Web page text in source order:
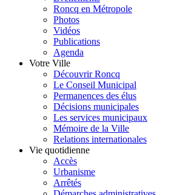
Roncq en Métropole
Photos
Vidéos
Publications
Agenda
Votre Ville
Découvrir Roncq
Le Conseil Municipal
Permanences des élus
Décisions municipales
Les services municipaux
Mémoire de la Ville
Relations internationales
Vie quotidienne
Accès
Urbanisme
Arrêtés